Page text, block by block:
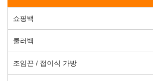
쇼핑백
쿨러백
조임끈 / 접이식 가방